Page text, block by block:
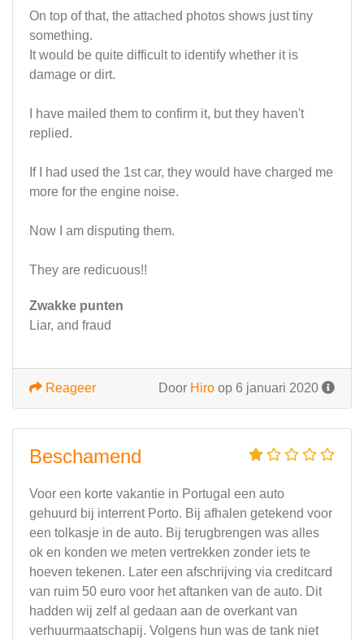
On top of that, the attached photos shows just tiny
something.
It would be quite difficult to identify whether it is
damage or dirt.
I have mailed them to confirm it, but they haven't
replied.
If I had used the 1st car, they would have charged me
more for the engine noise.
Now I am disputing them.
They are redicuous!!
Zwakke punten
Liar, and fraud
Door Hiro op 6 januari 2020
Reageer
Beschamend
Voor een korte vakantie in Portugal een auto
gehuurd bij interrent Porto. Bij afhalen getekend voor
een tolkasje in de auto. Bij terugbrengen was alles
ok en konden we meten vertrekken zonder iets te
hoeven tekenen. Later een afschrijving via creditcard
van ruim 50 euro voor het aftanken van de auto. Dit
hadden wij zelf al gedaan aan de overkant van
verhuurmaatschapij. Volgens hun was de tank niet